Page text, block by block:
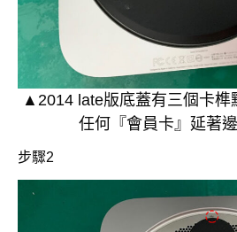
▲2014 late版底蓋有三個卡榫
任何『會員卡』延著
步驟2